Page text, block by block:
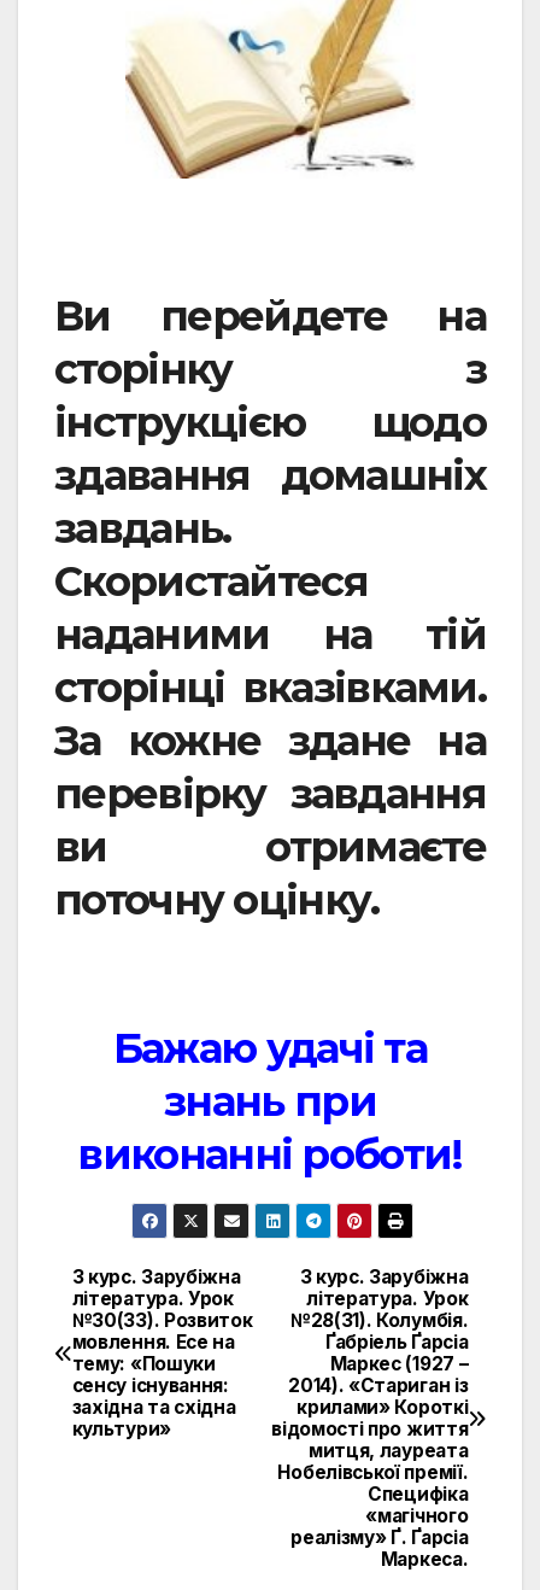
Ви перейдете на
сторінку з
інструкцією щодо
здавання домашніх
завдань.
Скористайтеся
наданими на тій
сторінці вказівками.
За кожне здане на
перевірку завдання
ви отримаєте
поточну оцінку.
Бажаю удачі та
знань при
виконанні роботи!
Навигация
по
записям
3 курс. Зарубіжна
література. Урок
№28(31). Колумбія.
Ґабріель Ґарсіа
Маркес (1927 –
2014). «Стариган із
крилами» Короткі
відомості про життя
митця, лауреата
Нобелівської премії.
Специфіка
«магічного
реалізму» Ґ. Ґарсіа
Маркеса.
3 курс. Зарубіжна
література. Урок
№30(33). Розвиток
мовлення. Есе на
тему: «Пошуки
сенсу існування:
західна та східна
культури»